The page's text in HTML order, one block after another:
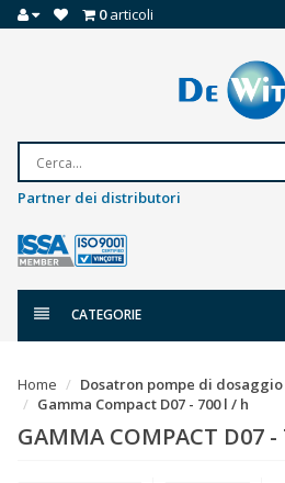
0articoli
Partner dei distributori
CATEGORIE
Home
Dosatron pompe di dosaggio
Gamma Compact D07 - 700 l / h
GAMMA COMPACT D07 -